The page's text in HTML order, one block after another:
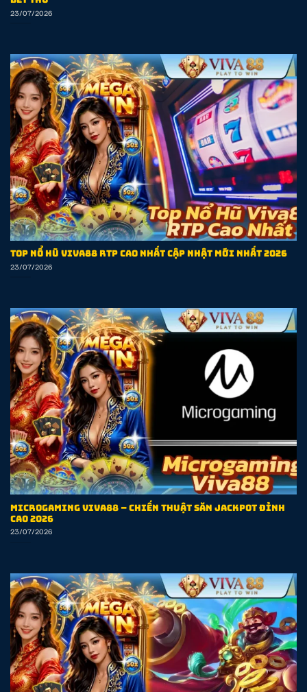
23/07/2026
Top Nổ Hũ VIVA88 RTP Cao Nhất Cập Nhật Mới Nhất 2026
23/07/2026
Microgaming Viva88 – Chiến Thuật Săn Jackpot Đỉnh
Cao 2026
23/07/2026